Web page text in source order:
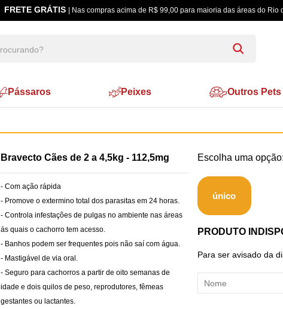
FRETE GRÁTIS | Nas compras acima de R$ 99,00 para maioria das áreas do Rio
Pássaros Peixes Outros Pets
Bravecto Cães de 2 a 4,5kg - 112,5mg
- Com ação rápida
- Promove o extermino total dos parasitas em 24 horas.
- Controla infestações de pulgas no ambiente nas áreas
ás quais o cachorro tem acesso.
- Banhos podem ser frequentes pois não saí com água.
- Mastigável de via oral.
- Seguro para cachorros a partir de oito semanas de
idade e dois quilos de peso, reprodutores, fêmeas
gestantes ou lactantes.
único
PRODUTO
Para ser avisado da